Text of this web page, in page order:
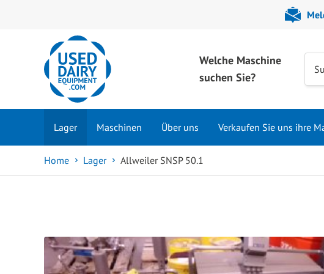
Welche Maschine
suchen Sie?
Lager Maschinen Über uns Verkaufen Sie uns ihre
Home Lager Allweiler SNSP 50.1